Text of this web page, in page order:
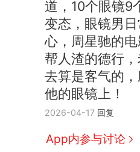
道，10个眼镜9
变态，眼镜男
心，周星驰的
帮人渣的德行
去算是客气的
他的眼镜上！
2026-04-17 回复
App内参与讨论
热 十多
全部作废
新 全球
家，刚改
国大使骑
线一圈，
搬家报价
5060元
了……
视频丨只